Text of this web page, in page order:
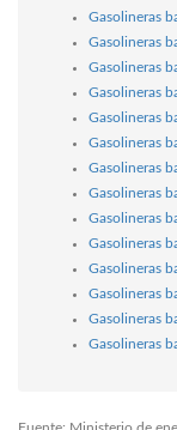
Gasolineras
Gasolineras
Gasolineras
Gasolineras
Gasolineras
Gasolineras
Gasolineras
Gasolineras
Gasolineras
Gasolineras
Gasolineras
Gasolineras
Gasolineras
Gasolineras